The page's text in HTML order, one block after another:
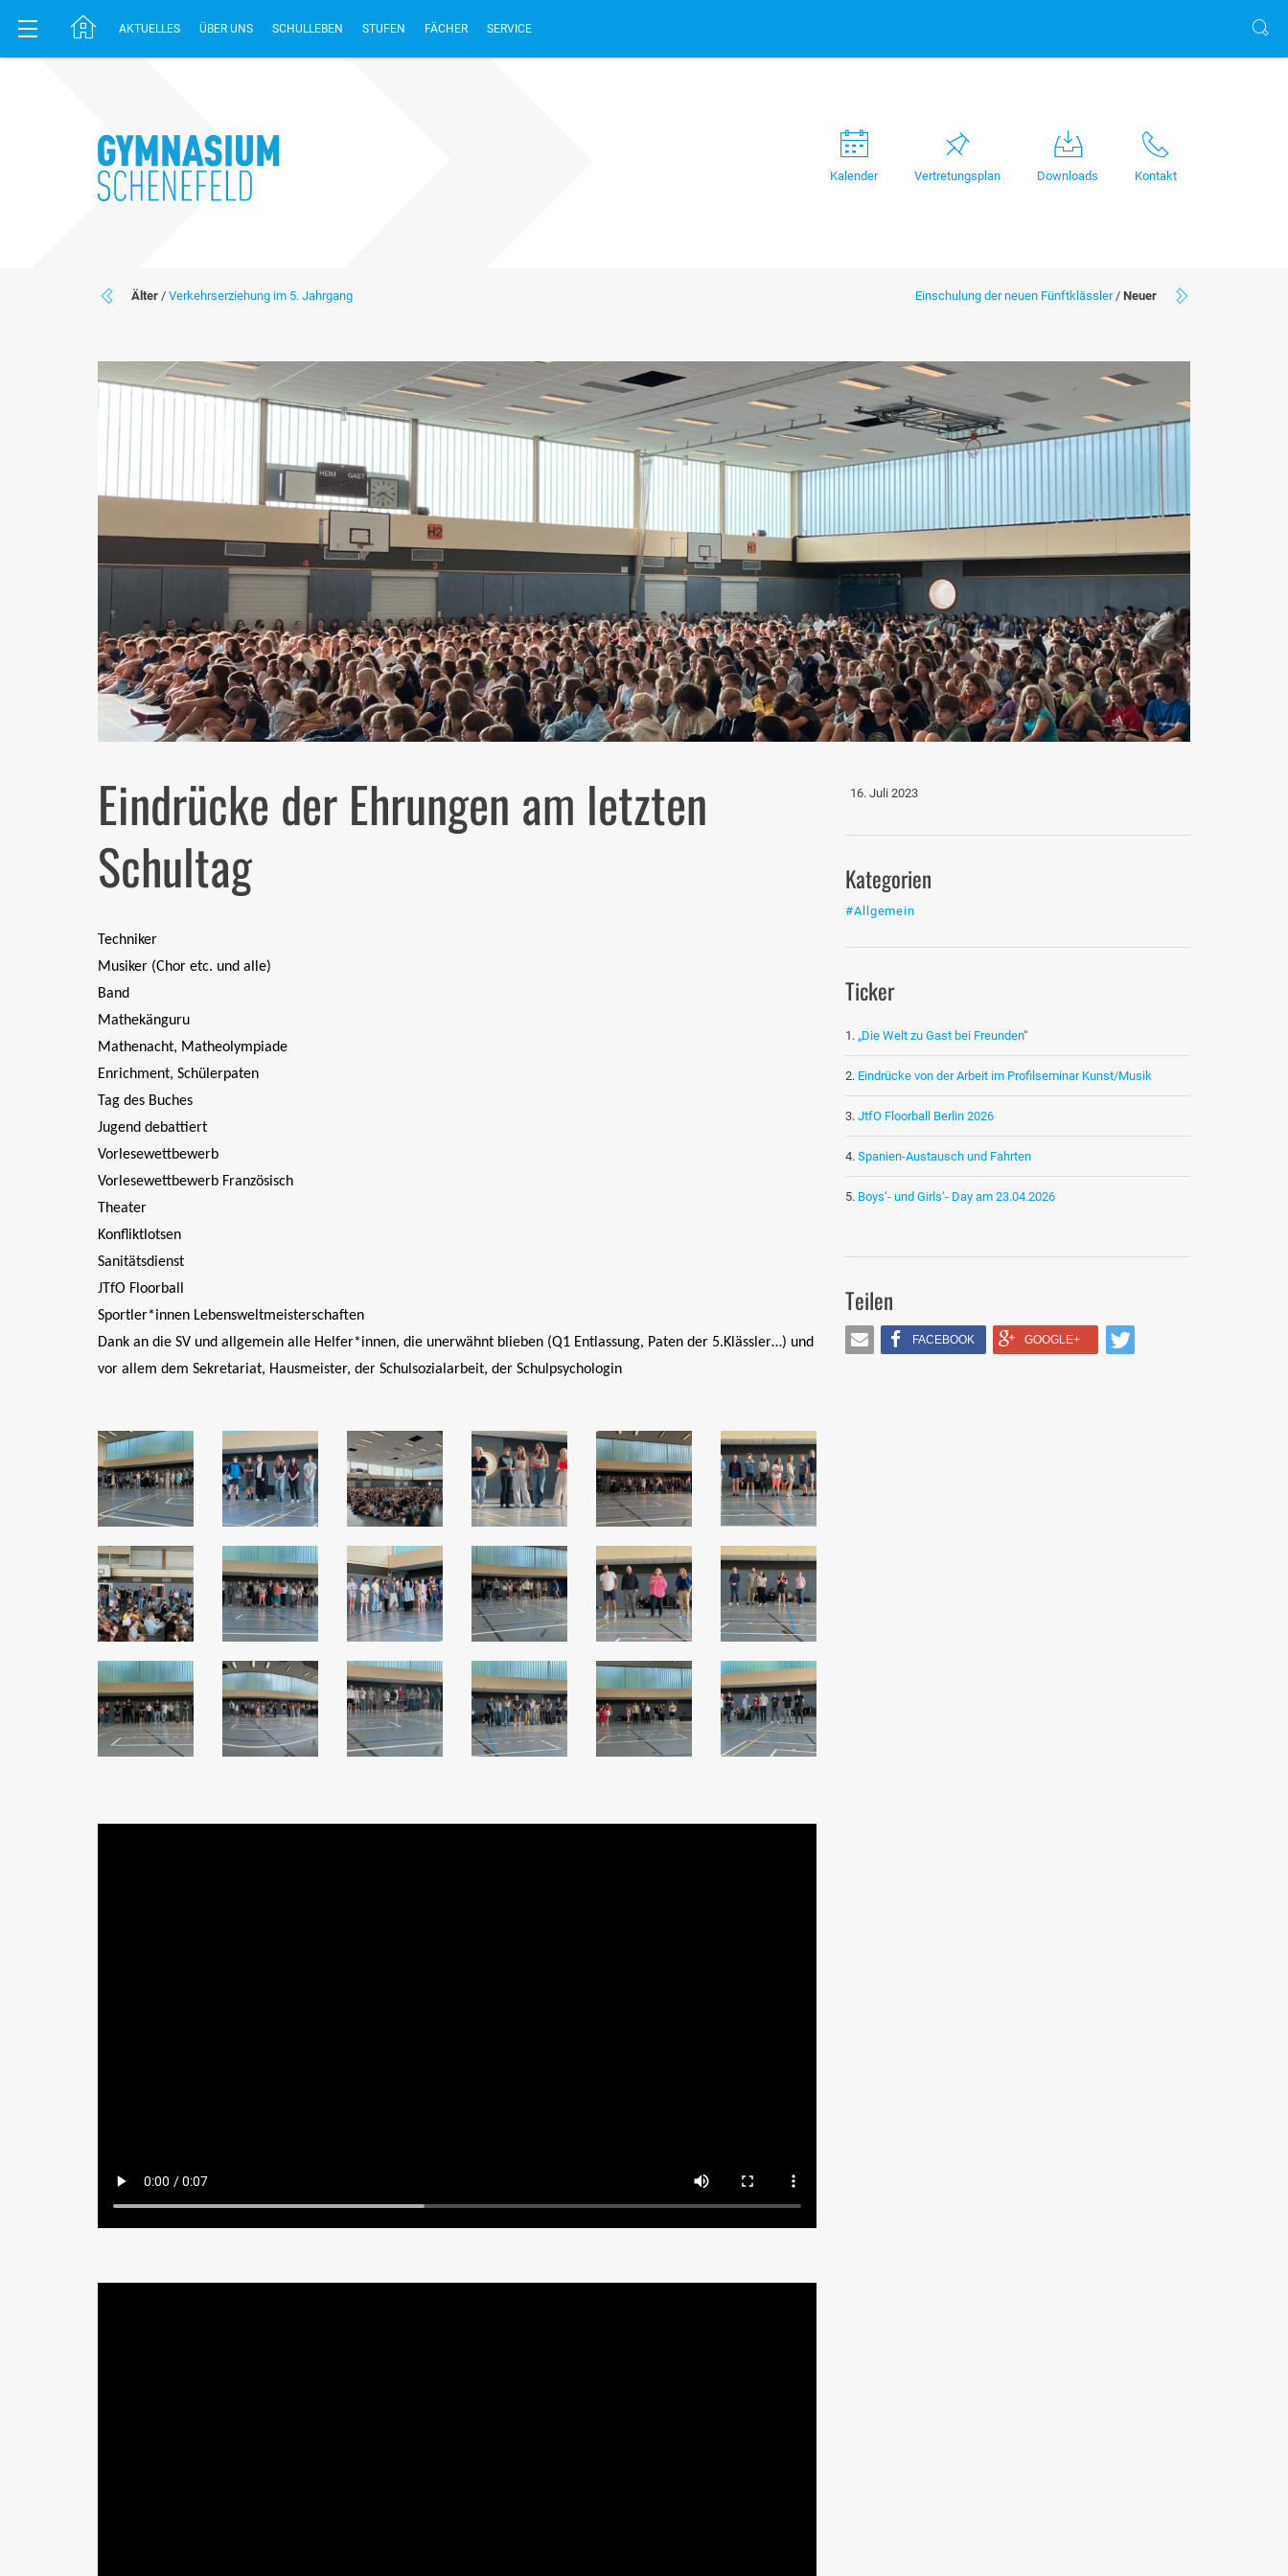
AKTUELLES ÜBER UNS SCHULLEBEN STUFEN FÄCHER SERVICE
Kalender Vertretungsplan Downloads Kontakt
Einschulung der neuen Fünftklässler/ Neuer
Älter / Verkehrserziehung im 5. Jahrgang
Eindrücke der Ehrungen am letzten
Schultag
Techniker
Musiker (Chor etc. und alle)
Band
Mathekänguru
Mathenacht, Matheolympiade
Enrichment, Schülerpaten
Tag des Buches
Jugend debattiert
Vorlesewettbewerb
Vorlesewettbewerb Französisch
Theater
Konfliktlotsen
Sanitätsdienst
JTfO Floorball
Sportler*innen Lebensweltmeisterschaften
Dank an die SV und allgemein alle Helfer*innen, die unerwähnt blieben (Q1 Entlassung, Paten der 5.Klässler…) und
vor allem dem Sekretariat, Hausmeister, der Schulsozialarbeit, der Schulpsychologin
16. Juli 2023
Kategorien
#Allgemein
Ticker
„Die Welt zu Gast bei Freunden“
Eindrücke von der Arbeit im Profilseminar Kunst/Musik
JtfO Floorball Berlin 2026
Spanien-Austausch und Fahrten
Boys‘- und Girls‘- Day am 23.04.2026
Teilen
FACEBOOK GOOGLE+